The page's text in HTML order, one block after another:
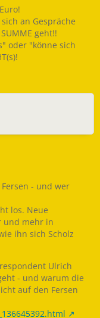
an Gespräche
geht!!
oder "könne sich
- und wer
los. Neue
und mehr in
ihn sich Scholz
Ulrich
- und warum die
auf den Fersen